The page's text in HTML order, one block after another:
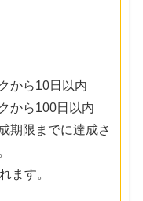
ら10日以内
から100日以内
期限までに達成さ
ます。